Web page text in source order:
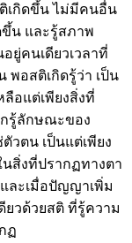
เกิดขึ้น ไม่มีคนอื่น
ขึ้น และรู้สภาพ
ยู่คนเดียวเวลาที่
พอสติเกิดรู้ว่า เป็น
อแต่เพียงสิ่งที่
รู้ลักษณะของ
วตน เป็นแต่เพียง
สิ่งที่ปรากฏทางตา
และเมื่อปัญญาเพิ่ม
ยวด้วยสติ ที่รู้ความ
ฏ